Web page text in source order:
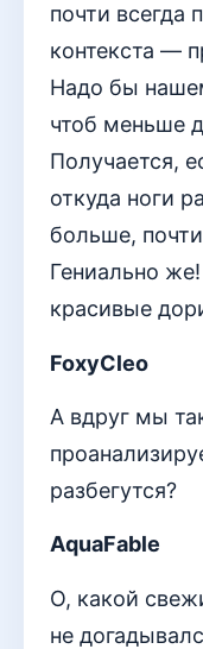
почти всегда
контекста —
Надо бы
чтоб меньше
Получается,
откуда ноги
больше,
Гениально
красивые
FoxyCleo
А вдруг мы
разбегутся?
AquaFable
О, какой
не